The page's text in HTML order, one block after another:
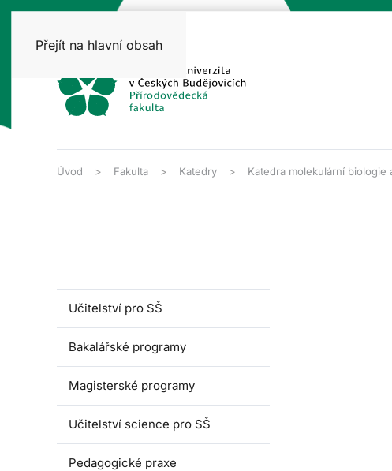
Přejít na hlavní obsah
Úvod Fakulta Katedry Katedra molekulární biologie
Učitelství pro SŠ
Bakalářské programy
Magisterské programy
Učitelství science pro SŠ
Pedagogické praxe